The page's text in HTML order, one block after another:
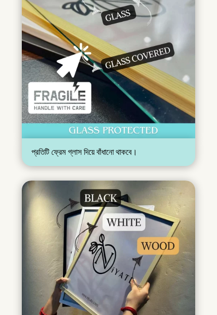
প্রতিটি ফ্রেম গ্লাস দিয়ে বাঁধানো থাকবে।